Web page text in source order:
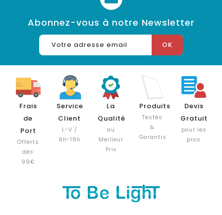
Abonnez-vous à notre Newsletter
Frais
de
Port
Offerts
dès
99€
Service
Client
L-V /
9h-18h
La
Qualité
au
Meilleur
Prix
Produits
Testés
&
Garantis
Devis
Gratuit
pour les
pros